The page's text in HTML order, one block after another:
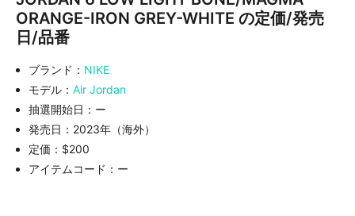
ORANGE-IRON GREY-WHITE の定価/発売
日/品番
ブランド： NIKE
モデル： Air Jordan
抽選開始日：ー
発売日：2023年（海外）
定価：$200
アイテムコード：ー